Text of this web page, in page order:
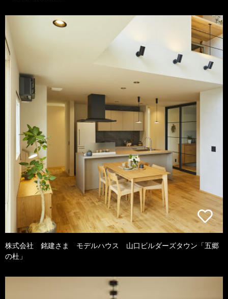
株式会社 銘建さま モデルハウス 山口ビルダーズタウン「五郷
の杜」